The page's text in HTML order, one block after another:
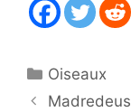
Catégories
Oiseaux
Madredeus